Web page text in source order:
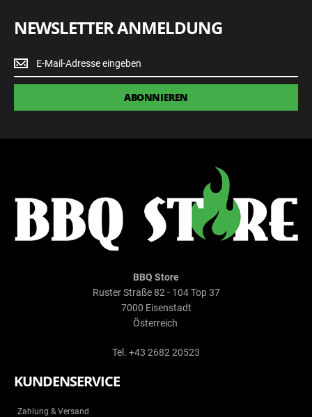
NEWSLETTER ANMELDUNG
Newsletter
Anmeldung
ABONNIEREN
BBQ Store
Ruster Straße 82 - 104 Top 37
7000 Eisenstadt
Österreich
Tel. +43 2682 20523
KUNDENSERVICE
Zahlung & Versand